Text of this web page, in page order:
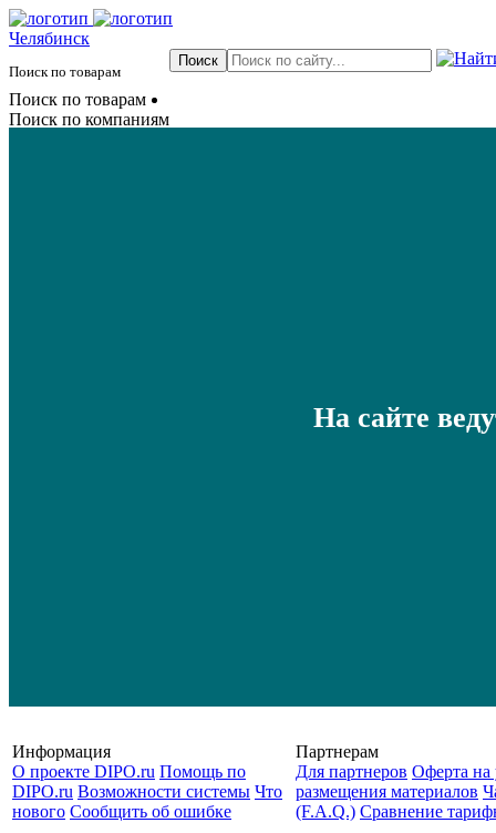
Челябинск
Поиск по товарам
Поиск по товарам
Поиск по компаниям
На сайте
Информация
О проекте DIPO.ru Помощь по
DIPO.ru Возможности системы Что
нового Сообщить об ошибке
Партнерам
Для партнеров Оферта на
размещения материалов
(F.A.Q.) Cравнение